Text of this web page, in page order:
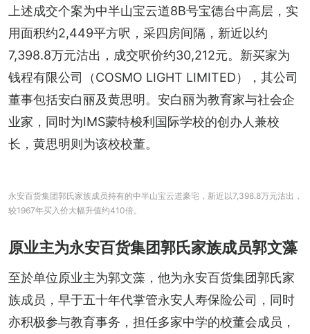
上述成交个案为中半山宝云道8B号宝德台中高层，实
用面积约2,449平方呎，采四房间隔，新近以约
7,398.8万元沽出，成交呎价约30,212元。新买家为
钱程有限公司（COSMO LIGHT LIMITED），其公司
董事包括安白丽及黄思明。安白丽为教育家与社会企
业家，同时为IMS蒙特梭利国际学校的创办人兼校
长，黄思明则为该校校董。
永安百货集团郭氏家族成员持有的中半山宝云道豪宅，新近以7,398.8万元沽出，
较1967年买入价大幅升值约410倍。
原业主为永安百货集团郭氏家族成员郭文藻
至於单位原业主为郭文藻，他为永安百货集团郭氏家
族成员，早于五十年代掌管永安人寿保险公司，同时
亦积极参与教育事务，担任多家中学的校董会成员，